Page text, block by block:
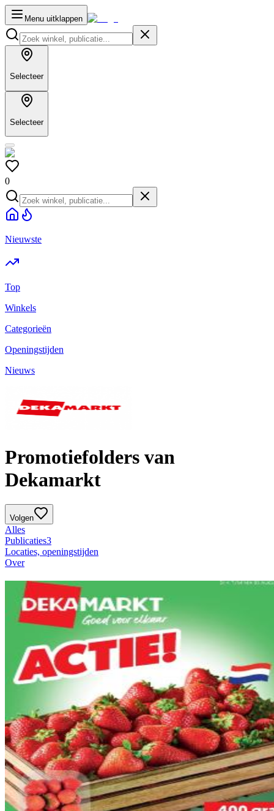
Menu uitklappen
Selecteer
Selecteer
0
Nieuwste
Top
Winkels
Categorieën
Openingstijden
Nieuws
Promotiefolders van
Dekamarkt
Volgen
Alles
Publicaties3
Locaties, openingstijden
Over